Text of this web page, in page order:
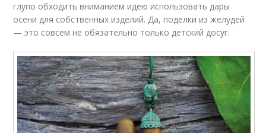
глупо обходить вниманием идею использовать дары
осени для собственных изделий. Да, поделки из желудей
— это совсем не обязательно только детский досуг.